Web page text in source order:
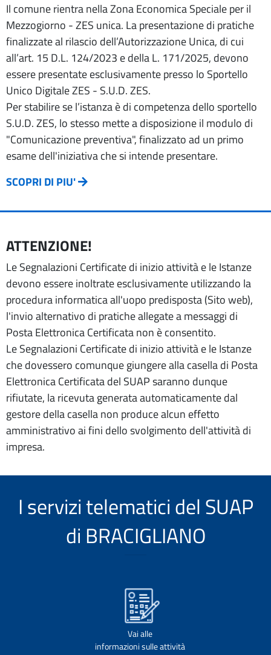
Il comune rientra nella Zona Economica Speciale per il
Mezzogiorno - ZES unica. La presentazione di pratiche
finalizzate al rilascio dell’Autorizzazione Unica, di cui
all’art. 15 D.L. 124/2023 e della L. 171/2025, devono
essere presentate esclusivamente presso lo Sportello
Unico Digitale ZES - S.U.D. ZES.
Per stabilire se l’istanza è di competenza dello sportello
S.U.D. ZES, lo stesso mette a disposizione il modulo di
"Comunicazione preventiva", finalizzato ad un primo
esame dell'iniziativa che si intende presentare.
SCOPRI DI PIU'
ATTENZIONE!
Le Segnalazioni Certificate di inizio attività e le Istanze
devono essere inoltrate esclusivamente utilizzando la
procedura informatica all'uopo predisposta (Sito web),
l'invio alternativo di pratiche allegate a messaggi di
Posta Elettronica Certificata non è consentito.
Le Segnalazioni Certificate di inizio attività e le Istanze
che dovessero comunque giungere alla casella di Posta
Elettronica Certificata del SUAP saranno dunque
rifiutate, la ricevuta generata automaticamente dal
gestore della casella non produce alcun effetto
amministrativo ai fini dello svolgimento dell'attività di
impresa.
I servizi telematici del SUAP
di BRACIGLIANO
Vai alle
informazioni sulle attività